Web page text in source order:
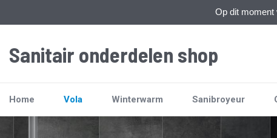
Op dit moment
Sanitair onderdelen shop
Home Vola Winterwarm Sanibroyeur